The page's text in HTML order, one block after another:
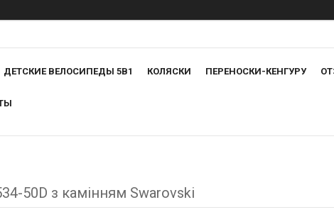
ДЕТСКИЕ ВЕЛОСИПЕДЫ 5В1 КОЛЯСКИ ПЕРЕНОСКИ-КЕНГУРУ
50D з камінням Swarovski